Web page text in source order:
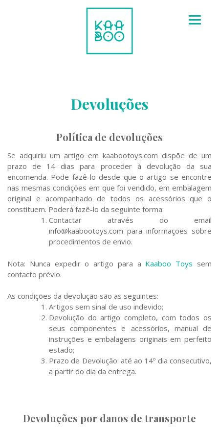
Devoluções
Política de devoluções
Se adquiriu um artigo em kaabootoys.com dispõe de um
prazo de 14 dias para proceder à devolução da sua
encomenda. Pode fazê-lo desde que o artigo se encontre
nas mesmas condições em que foi vendido, em embalagem
original e acompanhado de todos os acessórios que o
constituem. Poderá fazê-lo da seguinte forma:
Contactar através do email
info@kaabootoys.com para informações sobre
procedimentos de envio.
Nota: Nunca expedir o artigo para a Kaaboo Toys sem
contacto prévio.
As condições da devolução são as seguintes:
Artigos sem sinal de uso indevido;
Devolução do artigo completo, com todos os
seus componentes e acessórios, manual de
instruções e embalagens originais em perfeito
estado;
Prazo de Devolução: até ao 14º dia consecutivo,
a partir do dia da entrega.
Devoluções por danos de transporte